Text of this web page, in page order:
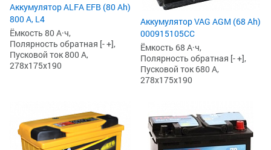
Аккумулятор ALFA EFB (80 Ah)
800 А, L4
Ёмкость 80 А·ч,
Полярность обратная [- +],
Пусковой ток 800 А,
278x175x190
Аккумулятор VAG AGM (68 Ah)
000915105CC
Ёмкость 68 А·ч,
Полярность обратная [- +],
Пусковой ток 680 А,
278x175x190